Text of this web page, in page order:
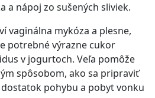
a nápoj zo sušených sliviek.
vaginálna mykóza a plesne,
potrebné výrazne cukor
v jogurtoch. Veľa pomôže
spôsobom, ako sa pripraviť
pohybu a pobyt vonku